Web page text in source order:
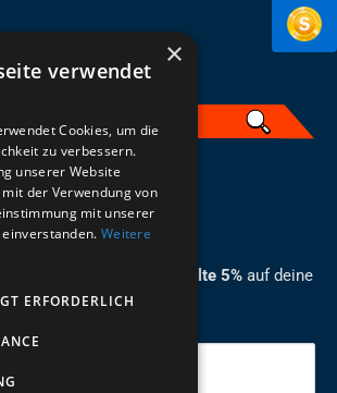
ANMELDEN
Newsletter an und erhalte 5% auf deine
×
verwendet
Cookies, um die
zu verbessern.
unserer Website
der Verwendung von
mit unserer
Weitere
ERFORDERLICH